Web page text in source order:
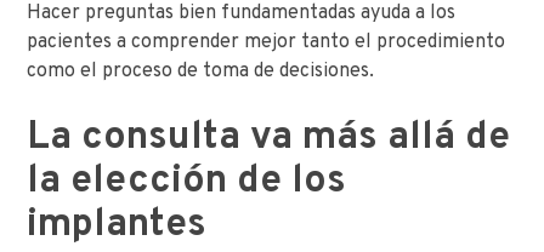
Hacer preguntas bien fundamentadas ayuda a los
pacientes a comprender mejor tanto el procedimiento
como el proceso de toma de decisiones.
La consulta va más allá de
la elección de los
implantes